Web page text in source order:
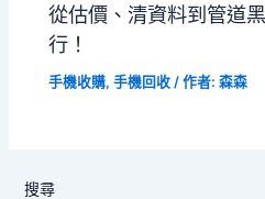
從估價、清資料到管道
行！
手機收購,手機回收 / 作者:森森
搜尋